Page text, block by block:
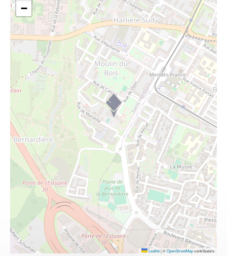
−
Leaflet|©OpenStreetMapcontributors